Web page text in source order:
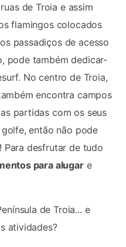
de Troia e assim
flamingos colocados
passadiços de acesso
pode também dedicar-
No centro de Troia,
encontra campos
partidas com os seus
então não pode
Para desfrutar de tudo
para alugare
de Troia... e
atividades?